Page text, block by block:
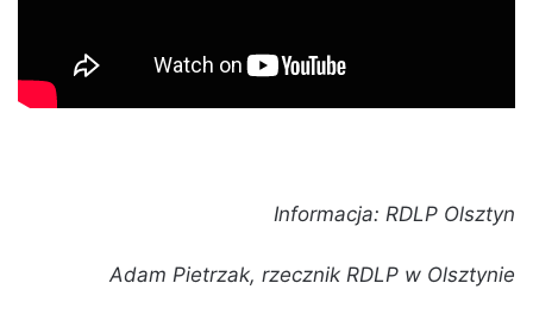
Informacja: RDLP Olsztyn
Adam Pietrzak, rzecznik RDLP w Olsztynie